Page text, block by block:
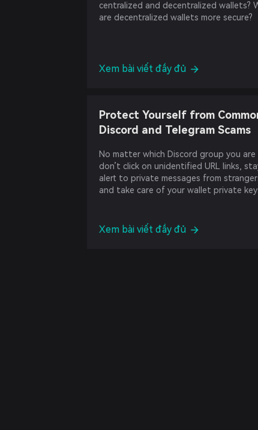
centralized and decentralized wallets?
are decentralized wallets more secure?
Xem bài viết đầy đủ
Protect Yourself from
Discord and Telegram Scams
No matter which Discord group you are
don’t click on unidentified URL links,
alert to private messages from
and take care of your wallet private
Xem bài viết đầy đủ